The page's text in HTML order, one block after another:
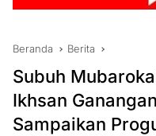
Beranda Berita
Subuh
Ikhsan
Sampaikan